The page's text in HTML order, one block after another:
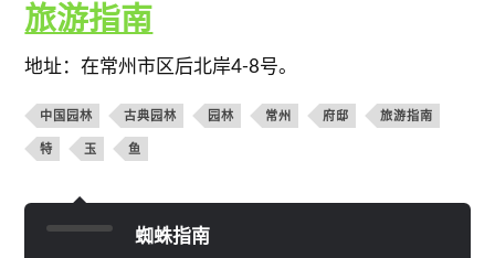
旅游指南
地址：在常州市区后北岸4-8号。
中国园林 古典园林 园林 常州 府邸 旅游指南
特 玉 鱼
蜘蛛指南